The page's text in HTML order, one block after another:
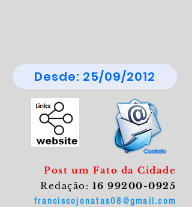
Desde: 25/09/2012
Post um Fato da Cidade
Redação: 16 99200-0925
franciscojonatas08@gmail.com